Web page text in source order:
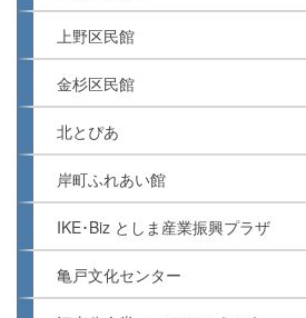
上野区民館
金杉区民館
北とぴあ
岸町ふれあい館
IKE･Biz としま産業振興プラザ
亀戸文化センター